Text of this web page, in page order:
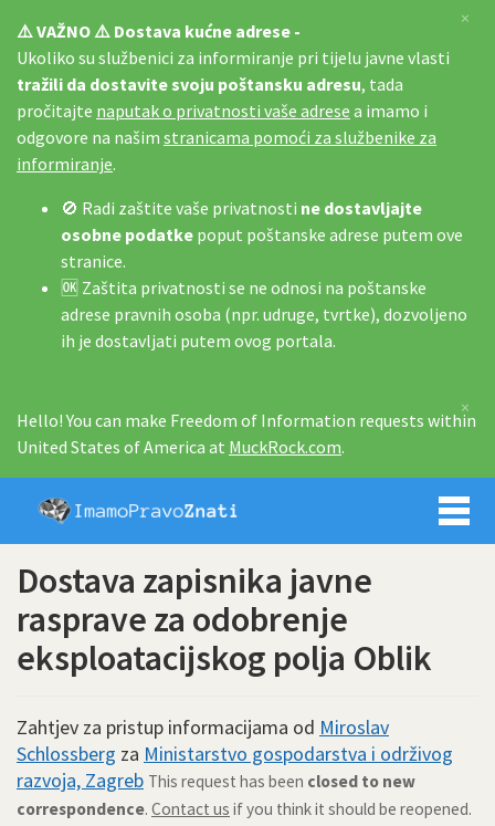
⚠️ VAŽNO ⚠️ Dostava kućne adrese -
Ukoliko su službenici za informiranje pri tijelu javne vlasti
tražili da dostavite svoju poštansku adresu, tada
pročitajte naputak o privatnosti vaše adrese a imamo i
odgovore na našim stranicama pomoći za službenike za
informiranje.
🚫 Radi zaštite vaše privatnosti ne dostavljajte
osobne podatke poput poštanske adrese putem ove
stranice.
🆗 Zaštita privatnosti se ne odnosi na poštanske
adrese pravnih osoba (npr. udruge, tvrtke), dozvoljeno
ih je dostavljati putem ovog portala.
×
Hello! You can make Freedom of Information requests within
United States of America at MuckRock.com.
×
Imamo
Dostava zapisnika javne
rasprave za odobrenje
eksploatacijskog polja Oblik
Zahtjev za pristup informacijama od Miroslav
Schlossberg za Ministarstvo gospodarstva i održivog
razvoja, Zagreb This request has been closed to new
correspondence. Contact us if you think it should be reopened.